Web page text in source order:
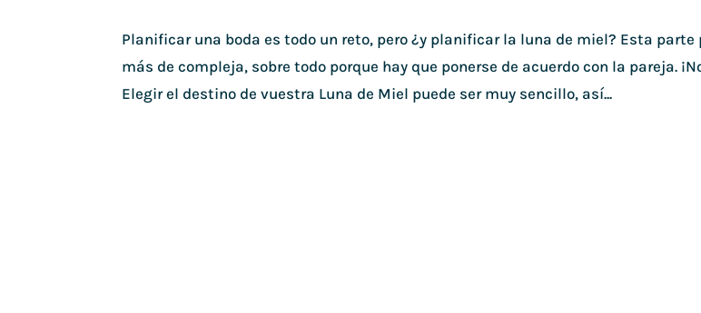
Planificar una boda es todo un reto, pero ¿y planificar la luna de miel? Esta parte
más de compleja, sobre todo porque hay que ponerse de acuerdo con la pareja.
Elegir el destino de vuestra Luna de Miel puede ser muy sencillo, así...